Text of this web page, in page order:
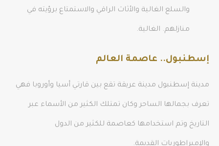
والسلع الغالية والأثاث الراقي والاستمتاع برؤيته في
منازلهم. الغالية.
إسطنبول.. عاصمة العالم
مدينة إسطنبول مدينة عريقة تقع بين قارتي أسيا وأوروبا فهي
تعرف بجمالها الساحر وكان تمتلك الكثير من الأسماء عبر
التاريخ وتم استخدامها كعاصمة للكثير من الدول
والإمبراطوريات القديمة.